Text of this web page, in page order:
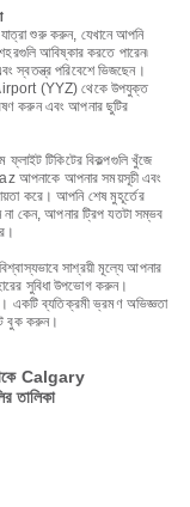
শুরু করুন, যেখানে আপনি
আবিষ্কার করতে পারেন৷
স্বতন্ত্র পরিবেশে ভিজছেন।
(YYZ) থেকে উপযুক্ত
করুন এবং আপনার ছুটির
টিকিটের বিকল্পগুলি খুঁজে
আপনাকে আপনার সময়সূচী এবং
করে। আপনি শেষ মুহূর্তের
না কেন, আপনার ট্রিপ যতটা সম্ভব
সাশ্রয়ী মূল্যে আপনার
সুবিধা উপভোগ করুন।
ব্যতিক্রমী ভ্রমণ অভিজ্ঞতা
বুক করুন।
Calgary
তালিকা